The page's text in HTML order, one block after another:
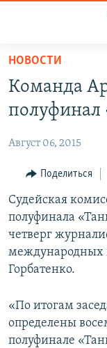
Перейти
основному
содержанию
Перейти
навигации
Перейти
поиску
НОВОСТИ
ПОЛИТИКА
ОБЩЕСТВО
ЭКОНОМИКА
РЕГИОН
НАГОРНЫЙ
КУЛЬТУРА
СПОРТ
АРХИВ
Հայերեն
НОВОСТИ
Команда
полуфинал
Август 06, 2015
Поделиться
Судейская
полуфинала
четверг
международных
Горбатенко.
«По итогам
определены
полуфинале